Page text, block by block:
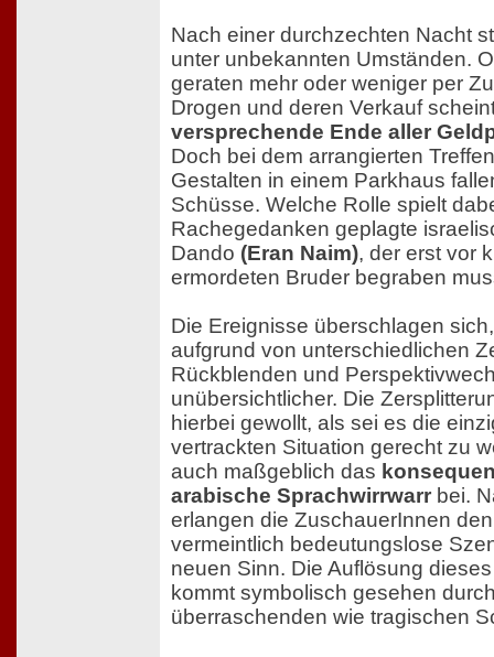
Nach einer durchzechten Nacht
unter unbekannten Umständen.
geraten mehr oder weniger per
Drogen und deren Verkauf
versprechende Ende aller
Doch bei dem arrangierten
Gestalten in einem Parkhaus
Schüsse. Welche Rolle spielt
Rachegedanken geplagte
Dando (Eran Naim), der erst vor
ermordeten Bruder begraben
Die Ereignisse überschlagen
aufgrund von unterschiedlichen
Rückblenden und
unübersichtlicher. Die
hierbei gewollt, als sei es die
vertrackten Situation gerecht zu
auch maßgeblich das
arabische Sprachwirrwarr bei.
erlangen die ZuschauerInnen
vermeintlich bedeutungslose
neuen Sinn. Die Auflösung
kommt symbolisch gesehen
überraschenden wie tragischen